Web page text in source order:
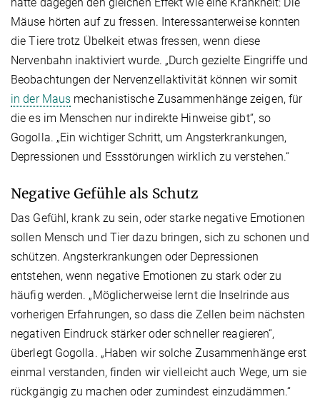
Mäuse hörten auf zu fressen. Interessanterweise konnten
die Tiere trotz Übelkeit etwas fressen, wenn diese
Nervenbahn inaktiviert wurde. „Durch gezielte Eingriffe und
Beobachtungen der Nervenzellaktivität können wir somit
in der Maus mechanistische Zusammenhänge zeigen, für
die es im Menschen nur indirekte Hinweise gibt“, so
Gogolla. „Ein wichtiger Schritt, um Angsterkrankungen,
Depressionen und Essstörungen wirklich zu verstehen.“
Negative Gefühle als Schutz
Das Gefühl, krank zu sein, oder starke negative Emotionen
sollen Mensch und Tier dazu bringen, sich zu schonen und
schützen. Angsterkrankungen oder Depressionen
entstehen, wenn negative Emotionen zu stark oder zu
häufig werden. „Möglicherweise lernt die Inselrinde aus
vorherigen Erfahrungen, so dass die Zellen beim nächsten
negativen Eindruck stärker oder schneller reagieren“,
überlegt Gogolla. „Haben wir solche Zusammenhänge erst
einmal verstanden, finden wir vielleicht auch Wege, um sie
rückgängig zu machen oder zumindest einzudämmen.“